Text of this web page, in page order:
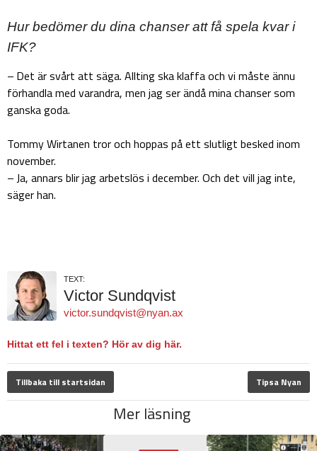
Hur bedömer du dina chanser att få spela kvar i
IFK?
– Det är svårt att säga. Allting ska klaffa och vi måste ännu
förhandla med varandra, men jag ser ändå mina chanser som
ganska goda.
Tommy Wirtanen tror och hoppas på ett slutligt besked inom
november.
– Ja, annars blir jag arbetslös i december. Och det vill jag inte,
säger han.
TEXT:
Victor Sundqvist
victor.sundqvist@nyan.ax
Hittat ett fel i texten? Hör av dig här.
Tillbaka till startsidan Tipsa Nyan
Mer läsning